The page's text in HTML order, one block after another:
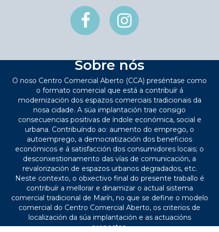
Sobre nós
O noso Centro Comercial Aberto (CCA) preséntase como
o formato comercial que está a contribuír á
modernización dos espazos comerciais tradicionais da
nosa cidade. A súa implantación trae consigo
consecuencias positivas de índole económica, social e
urbana. Contribuíndo ao: aumento do emprego, o
autoemprego, a democratización dos beneficios
económicos e á satisfacción dos consumidores locais; o
desconxestionamento das vías de comunicación, a
revalorización de espazos urbanos degradados, etc.
Neste contexto, o obxectivo final do presente traballo é
contribuír a mellorar e dinamizar o actual sistema
comercial tradicional de Marín, no que se define o modelo
comercial do Centro Comercial Aberto, os criterios de
localización da súa implantación e as actuacións
propostas.